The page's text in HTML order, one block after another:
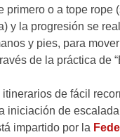
primero o a tope rope
y la progresión se
y pies, para
de la práctica de
itinerarios de fácil
iniciación de
impartido por la